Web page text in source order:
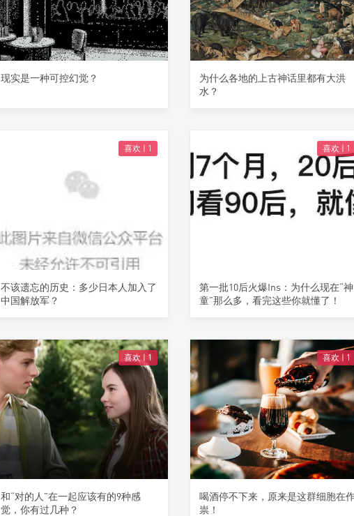
现实是一种可控幻觉？
为什么各地的上古神话里都有大洪
水？
喜欢 | 1
不该遗忘的历史：多少日本人加入了
中国解放军？
喜欢 | 1
第一批10后火爆Ins：为什么现在“神
童”那么多，看完这些你就懂了！
喜欢 | 1
和“对的人”在一起应该有的9种感
觉，你有过几种？
喜欢 | 1
喝酒停不下来，原来是这群细胞在
祟！